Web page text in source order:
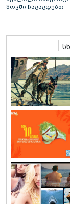
შოკში ჩაგაგდებთ